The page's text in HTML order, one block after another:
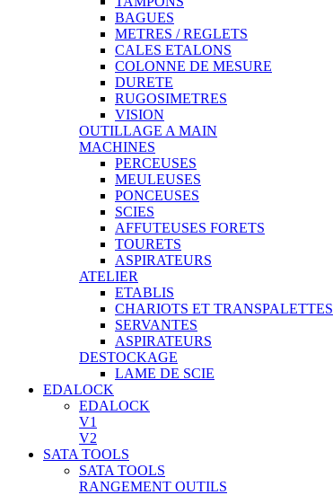
BAGUES
METRES / REGLETS
CALES ETALONS
COLONNE DE MESURE
DURETE
RUGOSIMETRES
VISION
OUTILLAGE A MAIN
MACHINES
PERCEUSES
MEULEUSES
PONCEUSES
SCIES
AFFUTEUSES FORETS
TOURETS
ASPIRATEURS
ATELIER
ETABLIS
CHARIOTS ET TRANSPALETTES
SERVANTES
ASPIRATEURS
DESTOCKAGE
LAME DE SCIE
EDALOCK
EDALOCK
V1
V2
SATA TOOLS
SATA TOOLS
RANGEMENT OUTILS